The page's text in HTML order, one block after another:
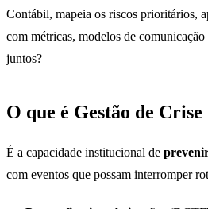
Contábil, mapeia os riscos prioritários,
com métricas, modelos de comunicação
juntos?
O que é Gestão de
É a capacidade institucional de
com eventos que possam interromper